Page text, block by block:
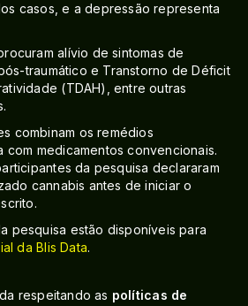
casos, e a depressão representa
alívio de sintomas de
traumático e Transtorno de Déficit
(TDAH), entre outras
combinam os remédios
com medicamentos convencionais.
da pesquisa declararam
cannabis antes de iniciar o
pesquisa estão disponíveis para
da Blis Data.
respeitando as políticas de